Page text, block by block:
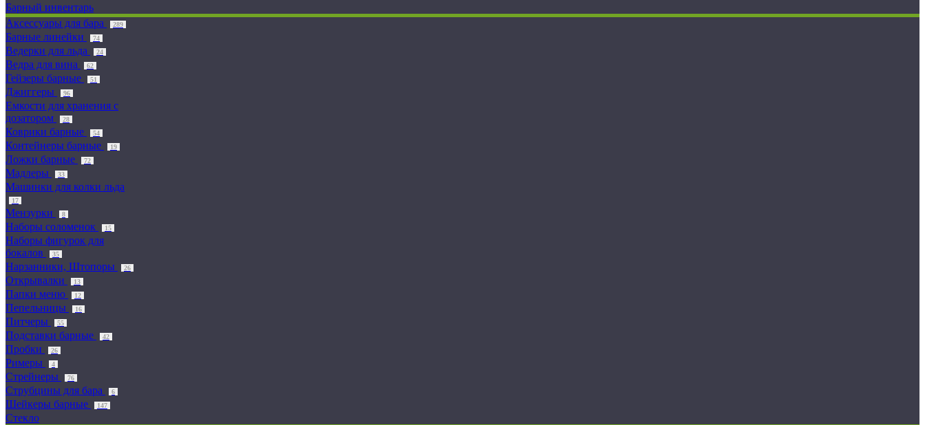
Барный инвентарь
Аксессуары для бара
289
Барные линейки 74
Ведерки для льда 24
Ведра для вина 62
Гейзеры барные 51
Джиггеры 96
Емкости для хранения с
дозатором
28
Коврики барные 54
Контейнеры барные 19
Ложки барные 72
Мадлеры 33
Машинки для колки льда
17
Мензурки 8
Наборы соломенок 15
Наборы фигурок для
бокалов
35
Нарзанники, Штопоры 26
Открывалки 13
Папки меню 12
Пепельницы 16
Питчеры 55
Подставки барные 42
Пробки 26
Римеры 4
Стрейнеры 76
Струбцины для бара 6
Шейкеры барные 147
Стекло